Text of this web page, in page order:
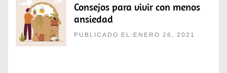
Consejos para vivir con menos
ansiedad
PUBLICADO EL:ENERO 26, 2021